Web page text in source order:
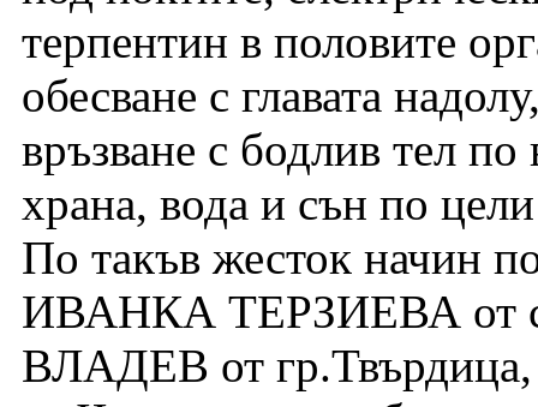
терпентин в половите
обесване с главата
връзване с бодлив тел
храна, вода и сън по
По такъв жесток начин
ИВАНКА ТЕРЗИЕВА от
ВЛАДЕВ от